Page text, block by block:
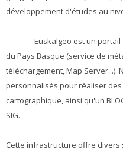
développement d'études au
Euskalgeo est un portail
du Pays Basque (service de
téléchargement, Map
personnalisés pour réaliser
cartographique, ainsi qu'un
SIG.
Cette infrastructure offre